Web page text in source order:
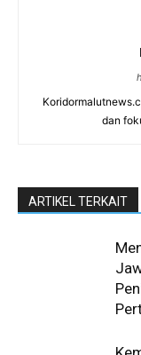
dan
ARTIKEL TERKAIT